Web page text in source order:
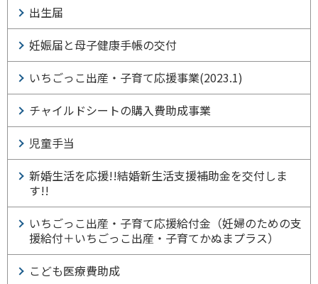
出生届
妊娠届と母子健康手帳の交付
いちごっこ出産・子育て応援事業(2023.1)
チャイルドシートの購入費助成事業
児童手当
新婚生活を応援!!結婚新生活支援補助金を交付しま
す!!
いちごっこ出産・子育て応援給付金（妊婦のための支
援給付＋いちごっこ出産・子育てかぬまプラス）
こども医療費助成